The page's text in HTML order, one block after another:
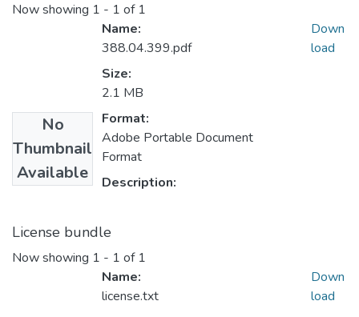
Now showing 1 - 1 of 1
No
Thumbnail
Available
Name:
388.04.399.pdf
Size:
2.1 MB
Format:
Adobe Portable Document
Format
Description:
Down
load
License bundle
Now showing 1 - 1 of 1
Name:
license.txt
Down
load